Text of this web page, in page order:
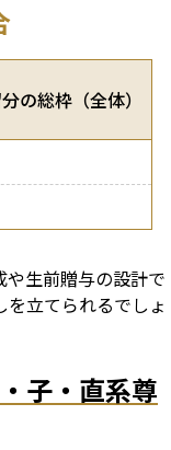
の総枠（全体）
生前贈与の設計で
を立てられるでしょ
子・直系尊